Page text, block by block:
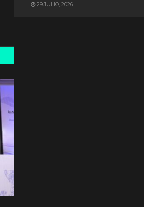
29 JULIO, 2026